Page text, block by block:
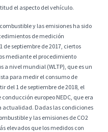
el aspecto del vehículo.
y las emisiones ha sido
de medición
septiembre de 2017, ciertos
mediante el procedimiento
a nivel mundial (WLTP), que es un
para medir el consumo de
del 1 de septiembre de 2018, el
europeo NEDC, que era
actualidad. Dadas las condiciones
y las emisiones de CO2
elevados que los medidos con